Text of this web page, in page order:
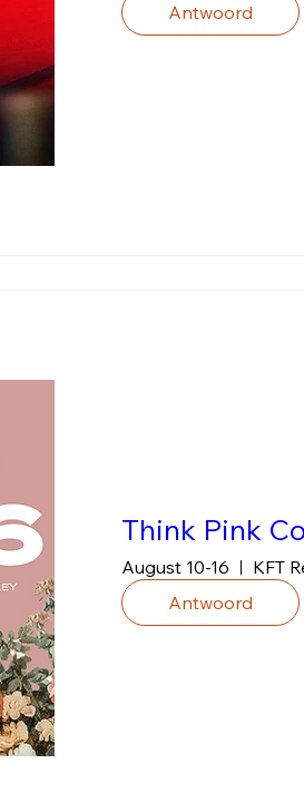
Antwoord
Think Pink
August 10-16
KFT
Antwoord